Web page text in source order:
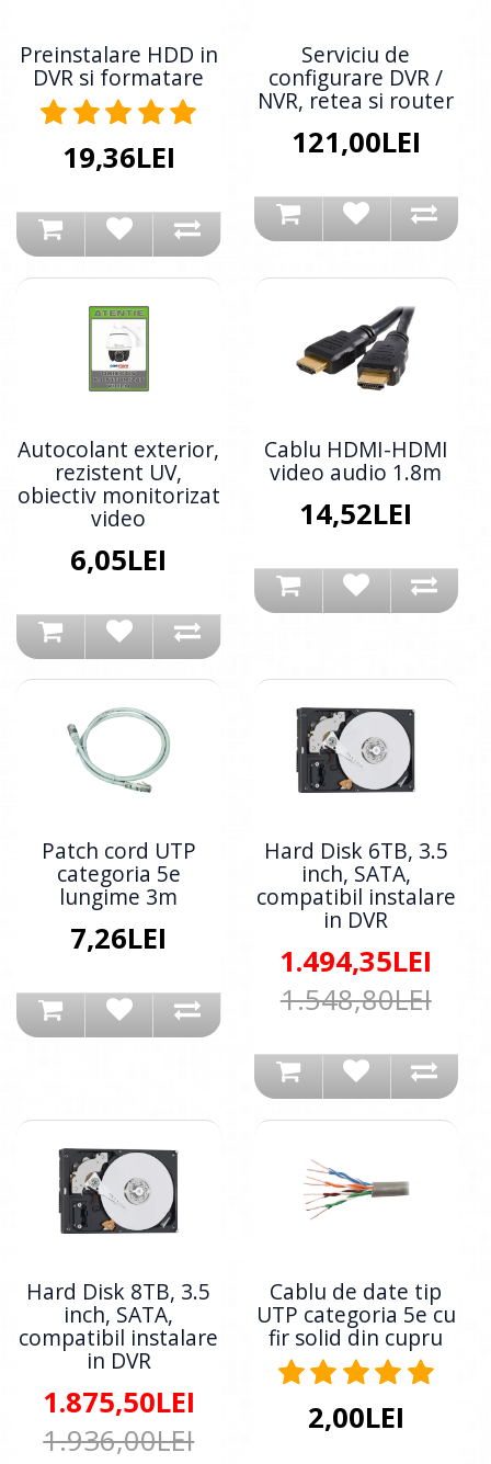
Preinstalare HDD in
DVR si formatare
19,36LEI
Serviciu de
configurare DVR /
NVR, retea si router
121,00LEI
Autocolant exterior,
rezistent UV,
obiectiv monitorizat
video
6,05LEI
Cablu HDMI-HDMI
video audio 1.8m
14,52LEI
Patch cord UTP
categoria 5e
lungime 3m
7,26LEI
Hard Disk 6TB, 3.5
inch, SATA,
compatibil instalare
in DVR
1.494,35LEI
1.548,80LEI
Hard Disk 8TB, 3.5
inch, SATA,
compatibil instalare
in DVR
1.875,50LEI
1.936,00LEI
Cablu de date tip
UTP categoria 5e cu
fir solid din cupru
2,00LEI